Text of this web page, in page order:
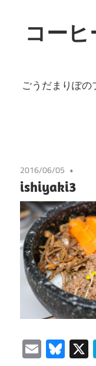
ン
テ
へ
コー
ごうだまりぽ
2016/06/05
ishiyaki3
Email